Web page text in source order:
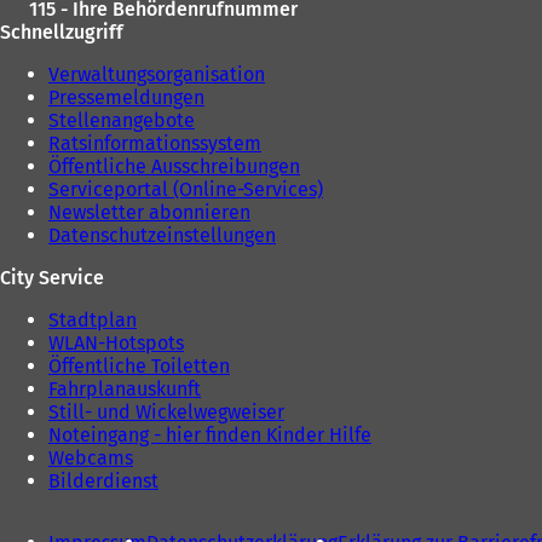
115 - Ihre Behördenrufnummer
Schnellzugriff
Verwaltungsorganisation
Pressemeldungen
Stellenangebote
Ratsinformationssystem
Öffentliche Ausschreibungen
Serviceportal (Online-Services)
Newsletter abonnieren
Datenschutzeinstellungen
City Service
Stadtplan
WLAN-Hotspots
Öffentliche Toiletten
Fahrplanauskunft
Still- und Wickelwegweiser
Noteingang - hier finden Kinder Hilfe
Webcams
Bilderdienst